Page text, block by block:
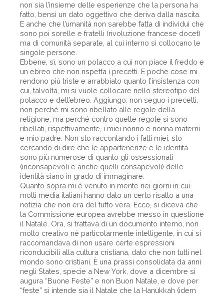
non sia l’insieme delle esperienze che la persona ha
fatto, bensì un dato oggettivo che deriva dalla nascita.
E anche che l’umanità non sarebbe fatta di individui che
sono poi sorelle e fratelli (rivoluzione francese docet)
ma di comunità separate, al cui interno si collocano le
singole persone.
Ebbene, sì, sono un polacco a cui non piace il freddo e
un ebreo che non rispetta i precetti. E poche cose mi
rendono più triste e arrabbiato quanto l’insistenza con
cui, talvolta, mi si vuole collocare nello stereotipo del
polacco e dell’ebreo. Aggiungo: non seguo i precetti,
non perché mi sono ribellato alle regole della
religione, ma perché contro quelle regole si sono
ribellati, rispettivamente, i miei nonno e nonna materni
e mio padre. Non sto raccontando i fatti miei, sto
cercando di dire che le appartenenze e le identità
sono più numerose di quanto gli ossessionati
(inconsapevoli e anche quelli consapevoli) delle
identità siano in grado di immaginare.
Quanto sopra mi è venuto in mente nei giorni in cui
molti media italiani hanno dato un certo risalto a una
notizia che non era del tutto vera. Ecco, si diceva che
la Commissione europea avrebbe messo in questione
il Natale. Ora, si trattava di un documento interno, non
molto creativo né particolarmente intelligente, in cui si
raccomandava di non usare certe espressioni
riconducibili alla cultura cristiana, dato che non tutti nel
mondo sono cristiani. È una prassi consolidata da anni
negli States, specie a New York, dove a dicembre si
augura “Buone Feste” e non Buon Natale, e dove per
“feste” si intende sia il Natale che la Hanukkah (idem